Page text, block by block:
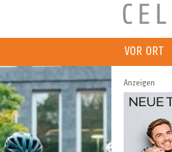
VOR ORT
Anzeigen